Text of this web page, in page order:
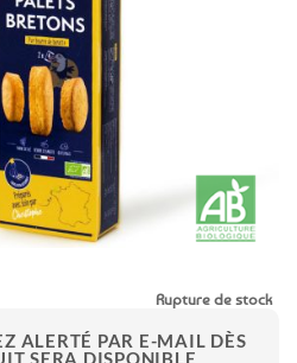
Rupture de stock
ALERTÉ PAR E-MAIL DÈS
SERA DISPONIBLE